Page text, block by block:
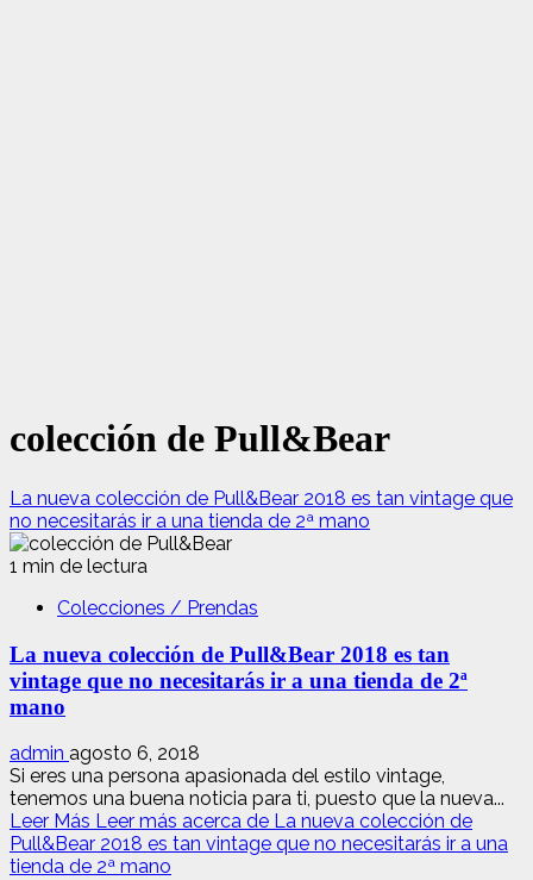
colección de Pull&Bear
La nueva colección de Pull&Bear 2018 es tan vintage que
no necesitarás ir a una tienda de 2ª mano
1 min de lectura
Colecciones / Prendas
La nueva colección de Pull&Bear 2018 es tan
vintage que no necesitarás ir a una tienda de 2ª
mano
admin agosto 6, 2018
Si eres una persona apasionada del estilo vintage,
tenemos una buena noticia para ti, puesto que la nueva...
Leer Más Leer más acerca de La nueva colección de
Pull&Bear 2018 es tan vintage que no necesitarás ir a una
tienda de 2ª mano